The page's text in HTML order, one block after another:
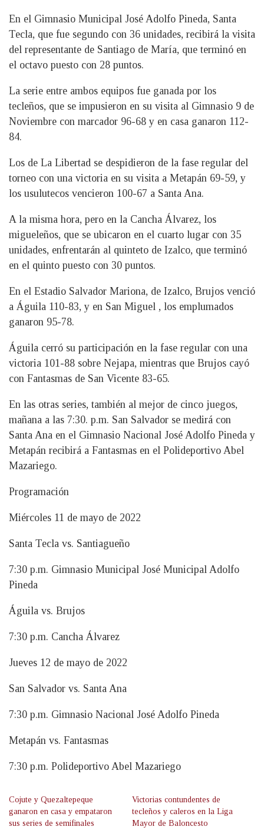
En el Gimnasio Municipal José Adolfo Pineda, Santa
Tecla, que fue segundo con 36 unidades, recibirá la visita
del representante de Santiago de María, que terminó en
el octavo puesto con 28 puntos.
La serie entre ambos equipos fue ganada por los
tecleños, que se impusieron en su visita al Gimnasio 9 de
Noviembre con marcador 96-68 y en casa ganaron 112-
84.
Los de La Libertad se despidieron de la fase regular del
torneo con una victoria en su visita a Metapán 69-59, y
los usulutecos vencieron 100-67 a Santa Ana.
A la misma hora, pero en la Cancha Álvarez, los
migueleños, que se ubicaron en el cuarto lugar con 35
unidades, enfrentarán al quinteto de Izalco, que terminó
en el quinto puesto con 30 puntos.
En el Estadio Salvador Mariona, de Izalco, Brujos venció
a Águila 110-83, y en San Miguel , los emplumados
ganaron 95-78.
Águila cerró su participación en la fase regular con una
victoria 101-88 sobre Nejapa, mientras que Brujos cayó
con Fantasmas de San Vicente 83-65.
En las otras series, también al mejor de cinco juegos,
mañana a las 7:30. p.m. San Salvador se medirá con
Santa Ana en el Gimnasio Nacional José Adolfo Pineda y
Metapán recibirá a Fantasmas en el Polideportivo Abel
Mazariego.
Programación
Miércoles 11 de mayo de 2022
Santa Tecla vs. Santiagueño
7:30 p.m. Gimnasio Municipal José Municipal Adolfo
Pineda
Águila vs. Brujos
7:30 p.m. Cancha Álvarez
Jueves 12 de mayo de 2022
San Salvador vs. Santa Ana
7:30 p.m. Gimnasio Nacional José Adolfo Pineda
Metapán vs. Fantasmas
7:30 p.m. Polideportivo Abel Mazariego
Cojute y Quezaltepeque
ganaron en casa y empataron
sus series de semifinales
Victorias contundentes de
tecleños y caleros en la Liga
Mayor de Baloncesto